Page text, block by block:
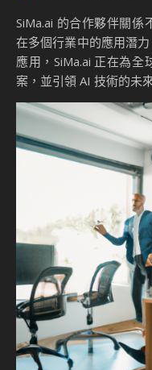
SiMa.ai 的合作夥伴關
在多個行業中的應用潛
應用，SiMa.ai 正在為
案，並引領 AI 技術的未